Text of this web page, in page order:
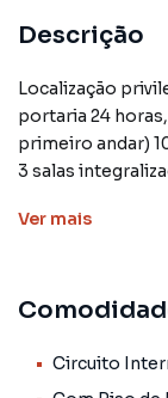
Descrição
Localização
portaria 24 horas, grupo de salas andar alto ( vigésimo
primeiro andar)
3 salas
O preço do
Não encontrou o
Janeiro?
Ver mais
Circuito